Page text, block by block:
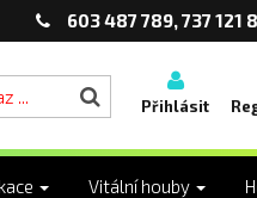
603 487 789, 737
Přihlásit
Vitální houby